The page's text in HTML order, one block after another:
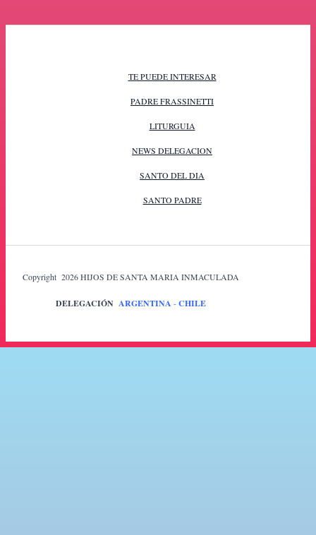
TE PUEDE INTERESAR
PADRE FRASSINETTI
LITURGUIA
NEWS DELEGACION
SANTO DEL DIA
SANTO PADRE
Copyright 2026 HIJOS DE SANTA MARIA INMACULADA
DELEGACIÓN ARGENTINA -CHILE